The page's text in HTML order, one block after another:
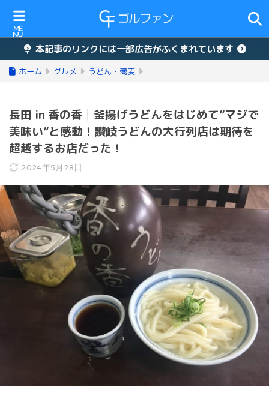
本記事のリンクには一部広告がふくまれています
ホーム グルメ うどん・蕎麦
長田 in 香の香│釜揚げうどんをはじめて”マジで
美味い”と感動！讃岐うどんの大行列店は期待を
超越するお店だった！
2024年5月28日